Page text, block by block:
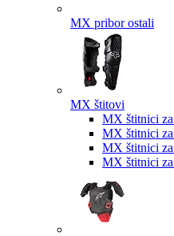
MX pribor ostali
MX štitovi
MX štitnici
MX štitnici
MX štitnici
MX štitnici